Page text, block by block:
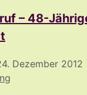
– 48-
Dezember 2012